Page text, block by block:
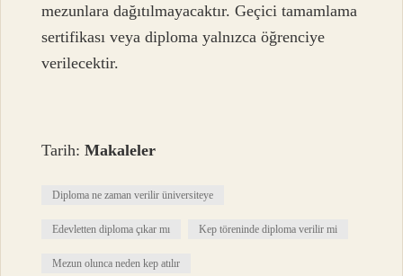
mezunlara dağıtılmayacaktır. Geçici tamamlama
sertifikası veya diploma yalnızca öğrenciye
verilecektir.
Tarih:Makaleler
Diploma ne zaman verilir üniversiteye
Edevletten diploma çıkar mı Kep töreninde diploma verilir mi
Mezun olunca neden kep atılır